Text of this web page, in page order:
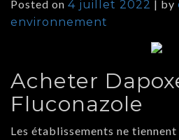
Posted on 4 juillet 2022 | by
environnement
Acheter
Fluconazole
Les établissements ne